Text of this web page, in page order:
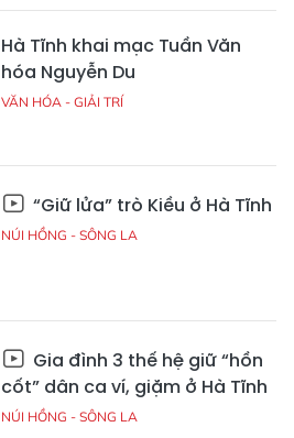
Hà Tĩnh khai mạc Tuần Văn
hóa Nguyễn Du
VĂN HÓA - GIẢI TRÍ
“Giữ lửa” trò Kiều ở Hà Tĩnh
NÚI HỒNG - SÔNG LA
Gia đình 3 thế hệ giữ “hồn
cốt” dân ca ví, giặm ở Hà Tĩnh
NÚI HỒNG - SÔNG LA